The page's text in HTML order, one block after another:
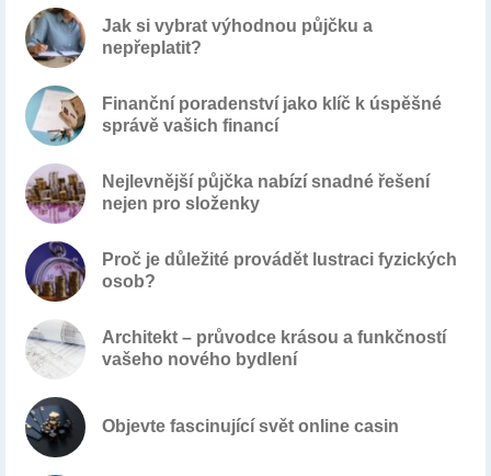
Jak si vybrat výhodnou půjčku a
nepřeplatit?
Finanční poradenství jako klíč k úspěšné
správě vašich financí
Nejlevnější půjčka nabízí snadné řešení
nejen pro složenky
Proč je důležité provádět lustraci fyzických
osob?
Architekt – průvodce krásou a funkčností
vašeho nového bydlení
Objevte fascinující svět online casin